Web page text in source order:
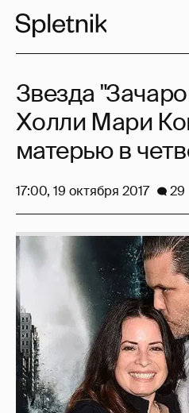
Звезда
Холли Мари
матерью в
17:00, 19 октября 2017 29